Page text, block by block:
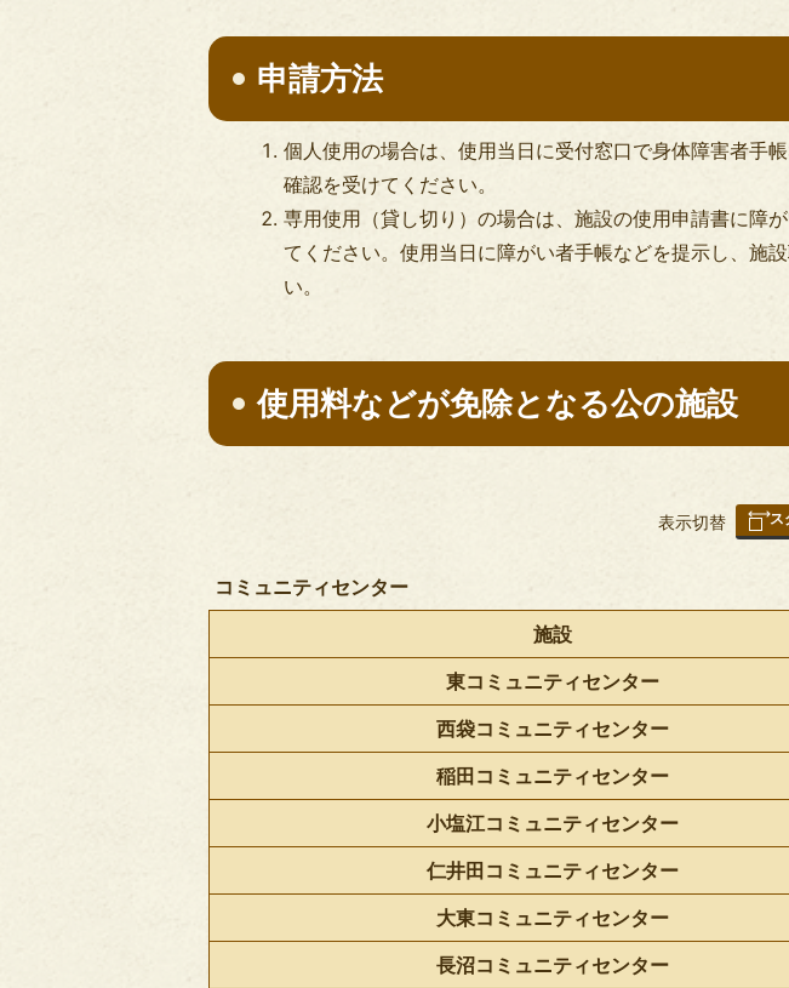
申請方法
個人使用の場合は、使用当日に受付窓口で身体障害者手
確認を受けてください。
専用使用（貸し切り）の場合は、施設の使用申請書に障
てください。使用当日に障がい者手帳などを提示し、施
い。
使用料などが免除となる公の施設
表
の
表示切替 ス
コミュニティセンター
施設
東コミュニティセンター
西袋コミュニティセンター
稲田コミュニティセンター
小塩江コミュニティセンター
仁井田コミュニティセンター
大東コミュニティセンター
長沼コミュニティセンター